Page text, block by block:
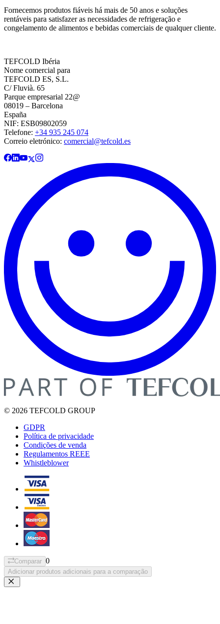
Fornecemos produtos fiáveis há mais de 50 anos e soluções
rentáveis para satisfazer as necessidades de refrigeração e
congelamento de alimentos e bebidas comerciais de qualquer cliente.
TEFCOLD Ibéria
Nome comercial para
TEFCOLD ES, S.L.
C/ Fluvià. 65
Parque empresarial 22@
08019 – Barcelona
España
NIF: ESB09802059
Telefone: +34 935 245 074
Correio eletrónico: comercial@tefcold.es
© 2026 TEFCOLD GROUP
GDPR
Política de privacidade
Condições de venda
Regulamentos REEE
Whistleblower
Comparar 0
Adicionar produtos adicionais para a comparação